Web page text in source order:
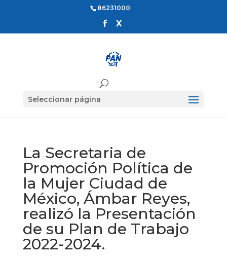
86231000
Seleccionar página
La Secretaria de
Promoción Política de
la Mujer Ciudad de
México, Ámbar Reyes,
realizó la Presentación
de su Plan de Trabajo
2022-2024.